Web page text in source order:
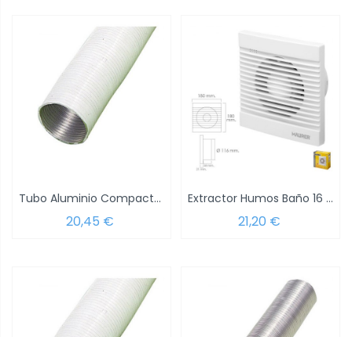
Tubo Aluminio Compacto Blanco Ø 110 mm. /...
20,45 €
Extractor Humos Baño 16 Watt. Salida Ø 116...
21,20 €